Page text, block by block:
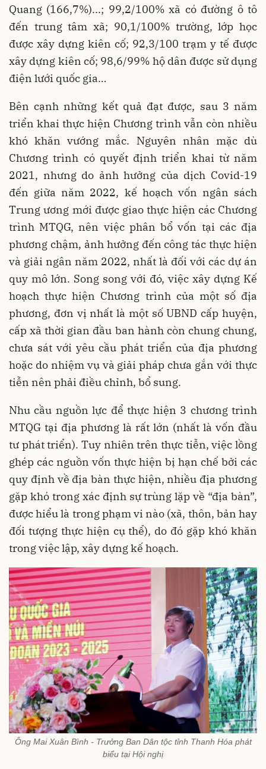
Quang (166,7%)...; 99,2/100% xã có đường ô tô
đến trung tâm xã; 90,1/100% trường, lớp học
được xây dựng kiên cố; 92,3/100 trạm y tế được
xây dựng kiên cố; 98,6/99% hộ dân được sử dụng
điện lưới quốc gia…
Bên cạnh những kết quả đạt được, sau 3 năm
triển khai thực hiện Chương trình vẫn còn nhiều
khó khăn vướng mắc. Nguyên nhân mặc dù
Chương trình có quyết định triển khai từ năm
2021, nhưng do ảnh hưởng của dịch Covid-19
đến giữa năm 2022, kế hoạch vốn ngân sách
Trung ương mới được giao thực hiện các Chương
trình MTQG, nên việc phân bổ vốn tại các địa
phương chậm, ảnh hưởng đến công tác thực hiện
và giải ngân năm 2022, nhất là đối với các dự án
quy mô lớn. Song song với đó, việc xây dựng Kế
hoạch thực hiện Chương trình của một số địa
phương, đơn vị nhất là một số UBND cấp huyện,
cấp xã thời gian đầu ban hành còn chung chung,
chưa sát với yêu cầu phát triển của địa phương
hoặc do nhiệm vụ và giải pháp chưa gắn với thực
tiễn nên phải điều chỉnh, bổ sung.
Nhu cầu nguồn lực để thực hiện 3 chương trình
MTQG tại địa phương là rất lớn (nhất là vốn đầu
tư phát triển). Tuy nhiên trên thực tiễn, việc lồng
ghép các nguồn vốn thực hiện bị hạn chế bởi các
quy định về địa bàn thực hiện, nhiều địa phương
gặp khó trong xác định sự trùng lặp về “địa bàn”,
được hiểu là trong phạm vi nào (xã, thôn, bản hay
đối tượng thực hiện cụ thể), do đó gặp khó khăn
trong việc lập, xây dựng kế hoạch.
Ông Mai Xuân Bình - Trưởng Ban Dân tộc tỉnh Thanh Hóa phát
biểu tại Hội nghị